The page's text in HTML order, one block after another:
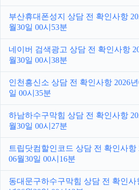
부산휴대폰성지 상담 전 확인사항
월30일 00시53분
네이버 검색광고 상담 전 확인사항
월30일 00시38분
인천흥신소 상담 전 확인사항 2026
일 00시35분
하남하수구막힘 상담 전 확인사항
월30일 00시27분
트립닷컴할인코드 상담 전 확인사항
06월30일 00시16분
동대문구하수구막힘 상담 전 확인사